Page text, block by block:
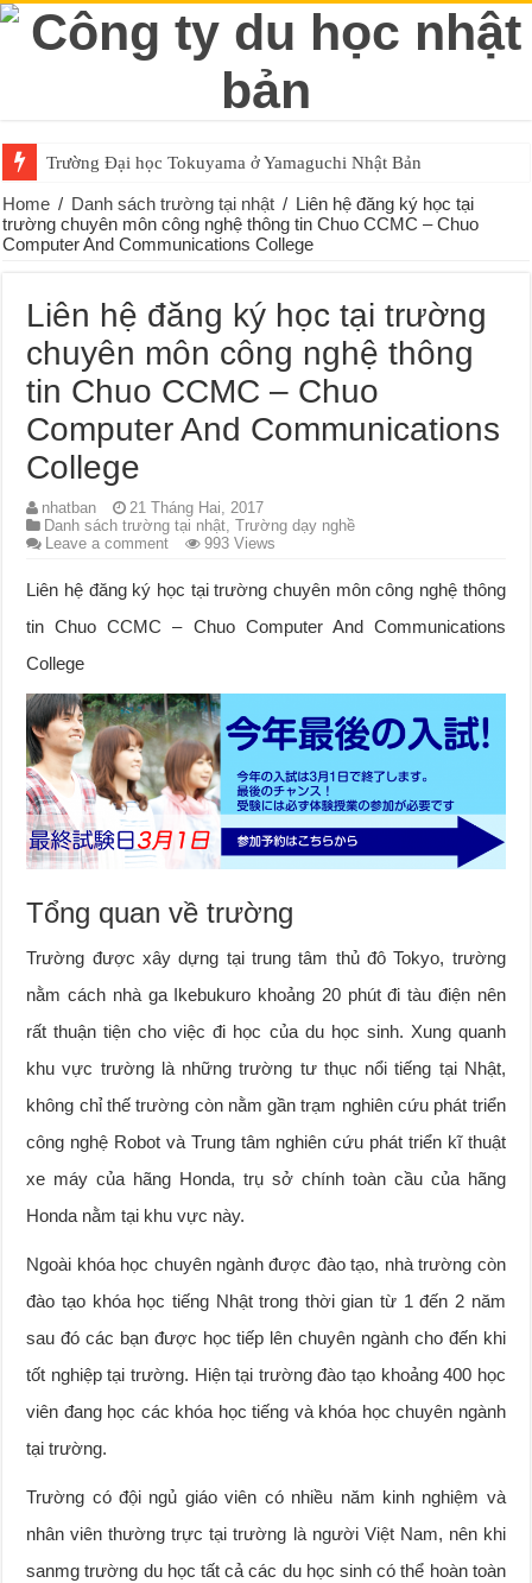
Trường Đại học Tokuyama ở Yamaguchi Nhật Bản
Home / Danh sách trường tại nhật / Liên hệ đăng ký học tại
trường chuyên môn công nghệ thông tin Chuo CCMC – Chuo
Computer And Communications College
Liên hệ đăng ký học tại trường
chuyên môn công nghệ thông
tin Chuo CCMC – Chuo
Computer And Communications
College
nhatban
21 Tháng Hai, 2017
Danh sách trường tại nhật,Trường dạy nghề
Leave a comment
993 Views
Liên hệ đăng ký học tại trường chuyên môn công nghệ thông
tin Chuo CCMC – Chuo Computer And Communications
College
Tổng quan về trường
Trường được xây dựng tại trung tâm thủ đô Tokyo, trường
nằm cách nhà ga Ikebukuro khoảng 20 phút đi tàu điện nên
rất thuận tiện cho việc đi học của du học sinh. Xung quanh
khu vực trường là những trường tư thục nổi tiếng tại Nhật,
không chỉ thế trường còn nằm gần trạm nghiên cứu phát triển
công nghệ Robot và Trung tâm nghiên cứu phát triển kĩ thuật
xe máy của hãng Honda, trụ sở chính toàn cầu của hãng
Honda nằm tại khu vực này.
Ngoài khóa học chuyên ngành được đào tạo, nhà trường còn
đào tạo khóa học tiếng Nhật trong thời gian từ 1 đến 2 năm
sau đó các bạn được học tiếp lên chuyên ngành cho đến khi
tốt nghiệp tại trường. Hiện tại trường đào tạo khoảng 400 học
viên đang học các khóa học tiếng và khóa học chuyên ngành
tại trường.
Trường có đội ngủ giáo viên có nhiều năm kinh nghiệm và
nhân viên thường trực tại trường là người Việt Nam, nên khi
sanmg trường du học tất cả các du học sinh có thể hoàn toàn